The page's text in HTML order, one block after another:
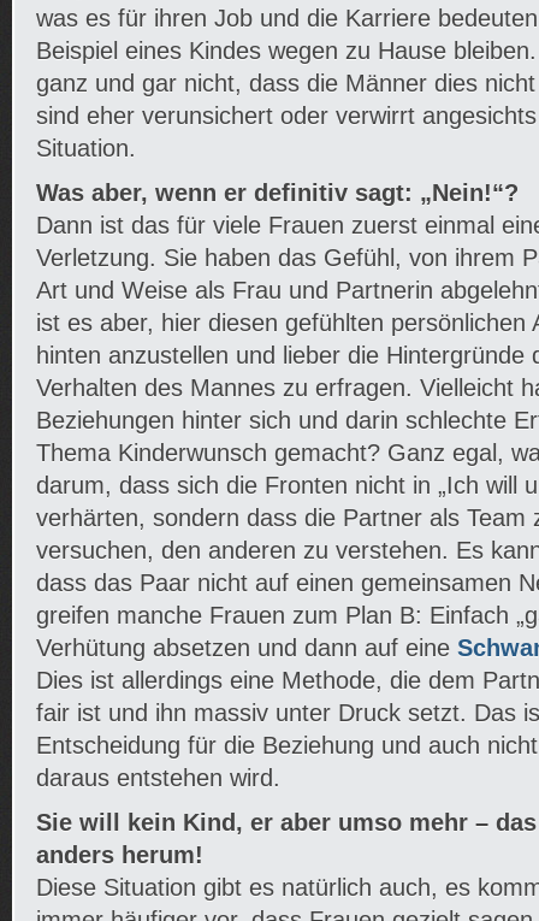
was es für ihren Job und die Karriere
Beispiel eines Kindes wegen zu Hause
ganz und gar nicht, dass die Männer dies
sind eher verunsichert oder verwirrt
Situation.
Was aber, wenn er definitiv sagt: „Nein!“?
Dann ist das für viele Frauen zuerst einmal
Verletzung. Sie haben das Gefühl, von ihrem
Art und Weise als Frau und Partnerin
ist es aber, hier diesen gefühlten persönlichen
hinten anzustellen und lieber die Hintergründe
Verhalten des Mannes zu erfragen. Vielleicht
Beziehungen hinter sich und darin schlechte
Thema Kinderwunsch gemacht? Ganz egal,
darum, dass sich die Fronten nicht in „Ich will
verhärten, sondern dass die Partner als Team
versuchen, den anderen zu verstehen. Es
dass das Paar nicht auf einen gemeinsamen
greifen manche Frauen zum Plan B: Einfach
Verhütung absetzen und dann auf eine
Dies ist allerdings eine Methode, die dem
fair ist und ihn massiv unter Druck setzt. Das
Entscheidung für die Beziehung und auch
daraus entstehen wird.
Sie will kein Kind, er aber umso mehr –
anders herum!
Diese Situation gibt es natürlich auch, es